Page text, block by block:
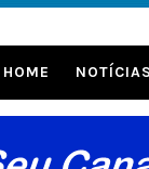
HOME NOTÍCIAS